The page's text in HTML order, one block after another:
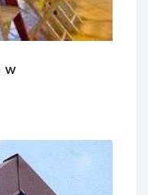
w